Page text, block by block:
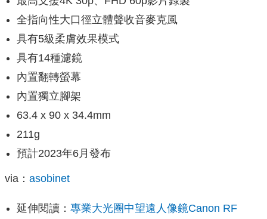
全指向性大口徑立體聲收音麥克風
具有5級柔膚效果模式
具有14種濾鏡
內置翻轉螢幕
內置獨立腳架
63.4 x 90 x 34.4mm
211g
預計2023年6月發布
via： asobinet
延伸閱讀： 專業大光圈中望遠人像鏡Canon RF